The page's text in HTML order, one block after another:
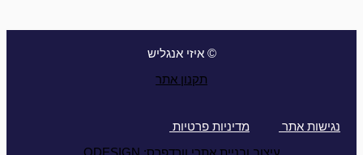
© איזי אנגליש
תקנון אתר
נגישות אתר מדיניות פרטיות
עיצוב ובניית אתרי וורדפרס: ODESIGN